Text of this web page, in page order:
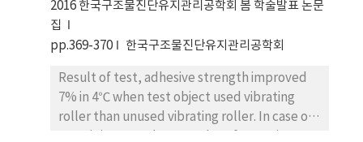
2016 한국구조물진단유지관리공학회 봄 학술발표 논문
집
pp.369-370
한국구조물진단유지관리공학회
Result of test, adhesive strength improved
7% in 4℃ when test object used vibrating
roller than unused vibrating roller. In case of